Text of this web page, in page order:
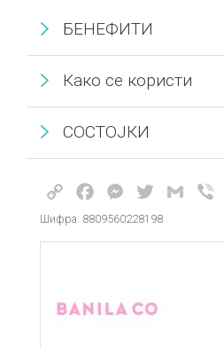
БЕНЕФИТИ
Како се користи
СОСТОЈКИ
Copy
Link
FacebookMessenger
TwitterGmail
Шифра: 8809560228198